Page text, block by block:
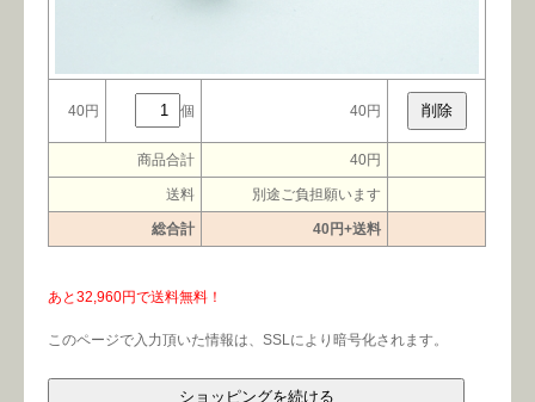
40円 個 40円
商品合計 40円
送料 別途ご負担願います
総合計 40円+送料
あと32,960円で送料無料！
このページで入力頂いた情報は、SSLにより暗号化されます。
お問合せ 個人情報保護方針